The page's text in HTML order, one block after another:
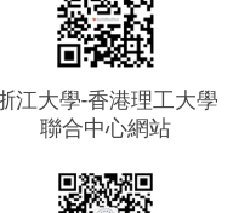
江大學-香港理工大學
聯合中心網站